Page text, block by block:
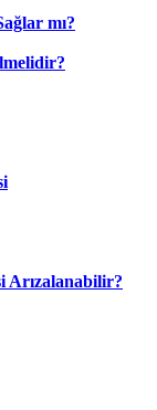
mı?
Arızalanabilir?